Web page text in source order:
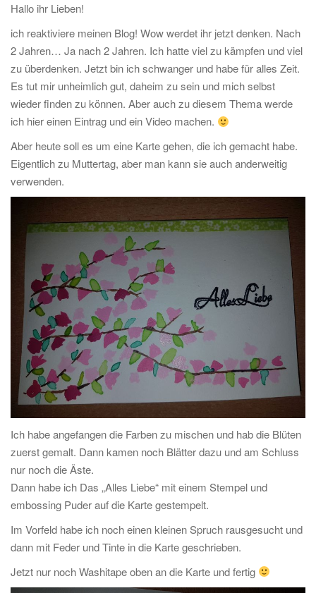
Hallo ihr Lieben!
ich reaktiviere meinen Blog! Wow werdet ihr jetzt denken. Nach
2 Jahren… Ja nach 2 Jahren. Ich hatte viel zu kämpfen und viel
zu überdenken. Jetzt bin ich schwanger und habe für alles Zeit.
Es tut mir unheimlich gut, daheim zu sein und mich selbst
wieder finden zu können. Aber auch zu diesem Thema werde
ich hier einen Eintrag und ein Video machen.
Aber heute soll es um eine Karte gehen, die ich gemacht habe.
Eigentlich zu Muttertag, aber man kann sie auch anderweitig
verwenden.
Ich habe angefangen die Farben zu mischen und hab die Blüten
zuerst gemalt. Dann kamen noch Blätter dazu und am Schluss
nur noch die Äste.
Dann habe ich Das „Alles Liebe“ mit einem Stempel und
embossing Puder auf die Karte gestempelt.
Im Vorfeld habe ich noch einen kleinen Spruch rausgesucht und
dann mit Feder und Tinte in die Karte geschrieben.
Jetzt nur noch Washitape oben an die Karte und fertig